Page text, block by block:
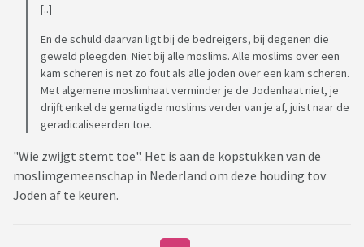
[..]
En de schuld daarvan ligt bij de bedreigers, bij degenen die
geweld pleegden. Niet bij alle moslims. Alle moslims over een
kam scheren is net zo fout als alle joden over een kam scheren.
Met algemene moslimhaat verminder je de Jodenhaat niet, je
drijft enkel de gematigde moslims verder van je af, juist naar de
geradicaliseerden toe.
"Wie zwijgt stemt toe". Het is aan de kopstukken van de
moslimgemeenschap in Nederland om deze houding tov
Joden af te keuren.